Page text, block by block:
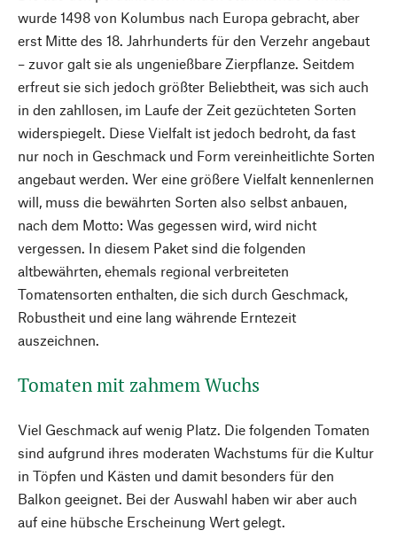
wurde 1498 von Kolumbus nach Europa gebracht, aber
erst Mitte des 18. Jahrhunderts für den Verzehr angebaut
– zuvor galt sie als ungenießbare Zierpflanze. Seitdem
erfreut sie sich jedoch größter Beliebtheit, was sich auch
in den zahllosen, im Laufe der Zeit gezüchteten Sorten
widerspiegelt. Diese Vielfalt ist jedoch bedroht, da fast
nur noch in Geschmack und Form vereinheitlichte Sorten
angebaut werden. Wer eine größere Vielfalt kennenlernen
will, muss die bewährten Sorten also selbst anbauen,
nach dem Motto: Was gegessen wird, wird nicht
vergessen. In diesem Paket sind die folgenden
altbewährten, ehemals regional verbreiteten
Tomatensorten enthalten, die sich durch Geschmack,
Robustheit und eine lang währende Erntezeit
auszeichnen.
Tomaten mit zahmem Wuchs
Viel Geschmack auf wenig Platz. Die folgenden Tomaten
sind aufgrund ihres moderaten Wachstums für die Kultur
in Töpfen und Kästen und damit besonders für den
Balkon geeignet. Bei der Auswahl haben wir aber auch
auf eine hübsche Erscheinung Wert gelegt.